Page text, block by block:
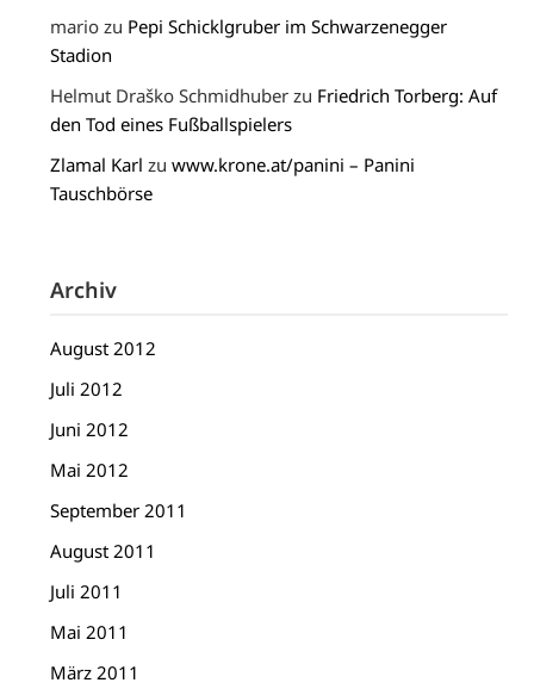
mario zu Pepi Schicklgruber im Schwarzenegger
Stadion
Helmut Draško Schmidhuber zu Friedrich Torberg: Auf
den Tod eines Fußballspielers
Zlamal Karl zuwww.krone.at/panini – Panini
Tauschbörse
Archiv
August 2012
Juli 2012
Juni 2012
Mai 2012
September 2011
August 2011
Juli 2011
Mai 2011
März 2011